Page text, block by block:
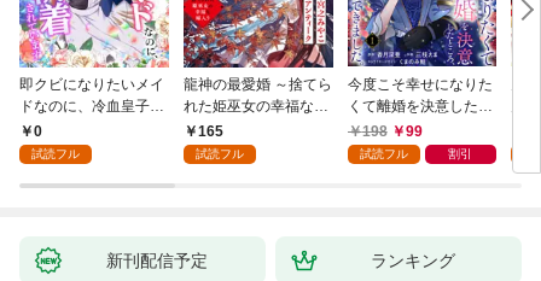
即クビになりたいメイ
ドなのに、冷血皇子に
執着されています第1
話
0
試読フル
龍神の最愛婚 ～捨てら
れた姫巫女の幸福な嫁
入り～: 1
165
試読フル
今度こそ幸せになりた
くて離婚を決意したと
ころ、無表情な旦那様
が「愛してる」と言っ
198 99
試読フル 割引
新刊配信予定 ランキング